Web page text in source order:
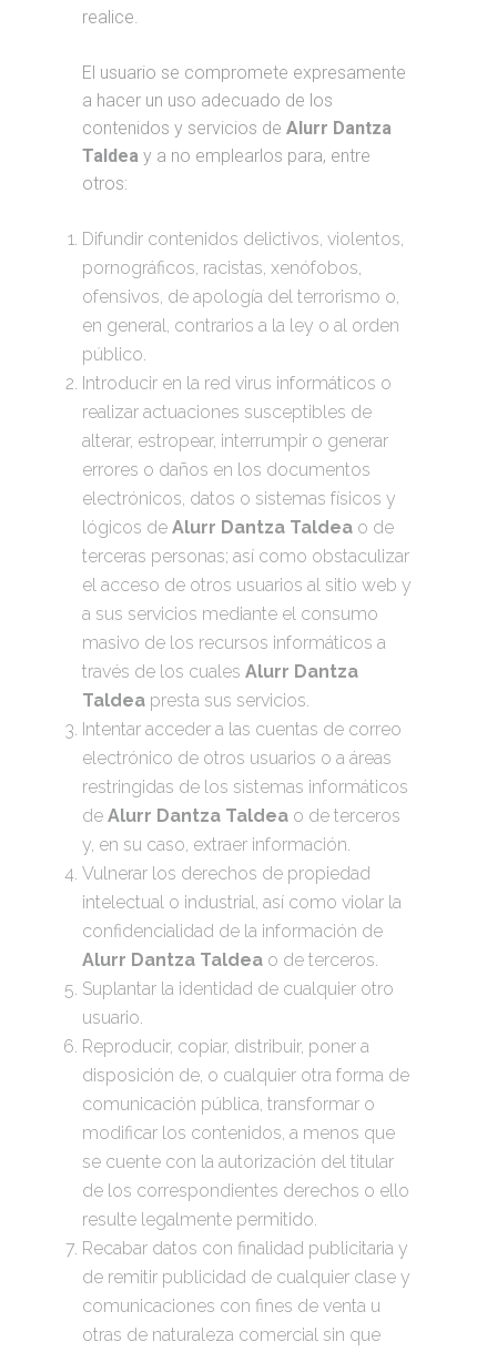
realice.
El usuario se compromete expresamente
a hacer un uso adecuado de los
contenidos y servicios de Alurr Dantza
Taldea y a no emplearlos para, entre
otros:
Difundir contenidos delictivos, violentos,
pornográficos, racistas, xenófobos,
ofensivos, de apología del terrorismo o,
en general, contrarios a la ley o al orden
público.
Introducir en la red virus informáticos o
realizar actuaciones susceptibles de
alterar, estropear, interrumpir o generar
errores o daños en los documentos
electrónicos, datos o sistemas físicos y
lógicos de Alurr Dantza Taldea o de
terceras personas; así como obstaculizar
el acceso de otros usuarios al sitio web y
a sus servicios mediante el consumo
masivo de los recursos informáticos a
través de los cuales Alurr Dantza
Taldea presta sus servicios.
Intentar acceder a las cuentas de correo
electrónico de otros usuarios o a áreas
restringidas de los sistemas informáticos
de Alurr Dantza Taldea o de terceros
y, en su caso, extraer información.
Vulnerar los derechos de propiedad
intelectual o industrial, así como violar la
confidencialidad de la información de
Alurr Dantza Taldea o de terceros.
Suplantar la identidad de cualquier otro
usuario.
Reproducir, copiar, distribuir, poner a
disposición de, o cualquier otra forma de
comunicación pública, transformar o
modificar los contenidos, a menos que
se cuente con la autorización del titular
de los correspondientes derechos o ello
resulte legalmente permitido.
Recabar datos con finalidad publicitaria y
de remitir publicidad de cualquier clase y
comunicaciones con fines de venta u
otras de naturaleza comercial sin que